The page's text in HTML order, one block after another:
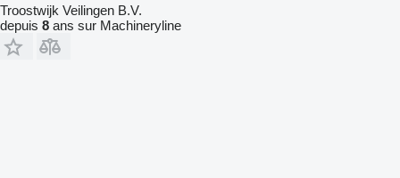
Troostwijk Veilingen B.V.
depuis 8 ans sur Machineryline